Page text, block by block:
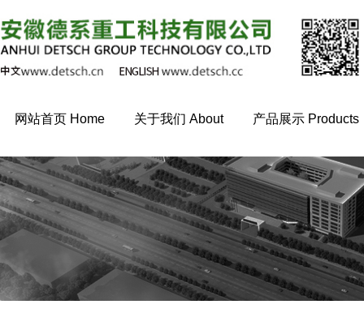
网站首页 Home 关于我们 About 产品展示 Products